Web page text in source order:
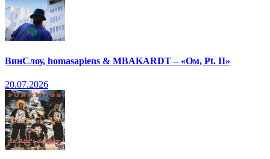
ВинСлоу, homasapiens & MBAKARDT – «Ом, Pt. II»
20.07.2026